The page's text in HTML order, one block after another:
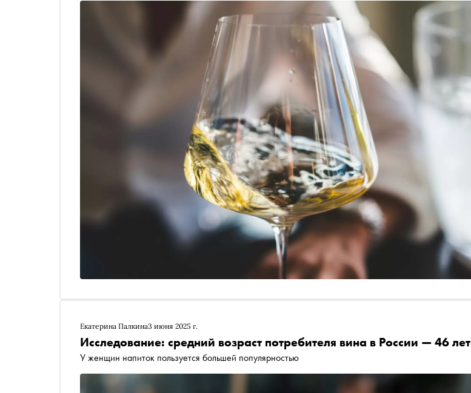
Екатерина Палкина3 июня 2025 г.
Исследование: средний возраст потребителя вина в России — 46 лет
У женщин напиток пользуется большей популярностью